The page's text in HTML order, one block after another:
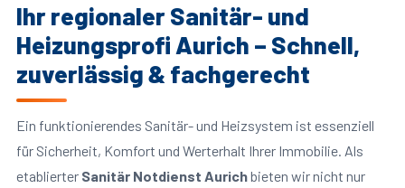
Ihr regionaler Sanitär- und
Heizungsprofi Aurich – Schnell,
zuverlässig & fachgerecht
Ein funktionierendes Sanitär- und Heizsystem ist essenziell
für Sicherheit, Komfort und Werterhalt Ihrer Immobilie. Als
etablierter Sanitär Notdienst Aurichbieten wir nicht nur